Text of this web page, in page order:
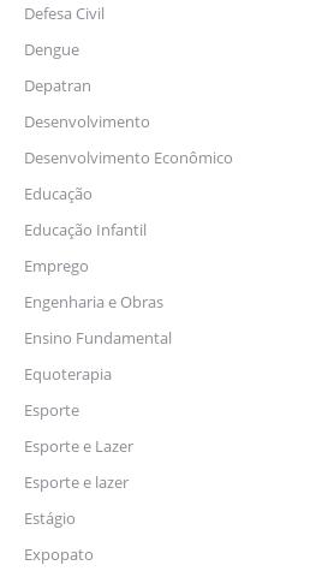
Defesa Civil
Dengue
Depatran
Desenvolvimento
Desenvolvimento Econômico
Educação
Educação Infantil
Emprego
Engenharia e Obras
Ensino Fundamental
Equoterapia
Esporte
Esporte e Lazer
Esporte e lazer
Estágio
Expopato